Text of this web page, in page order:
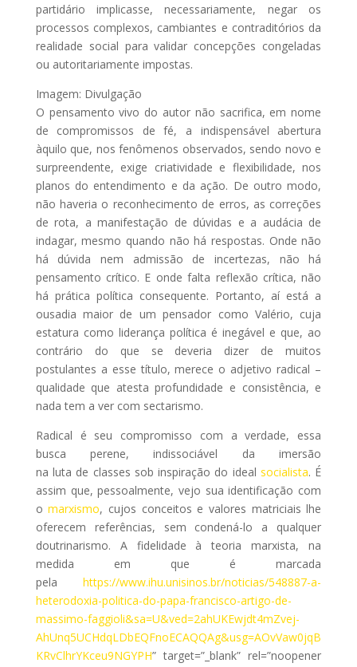
partidário implicasse, necessariamente, negar os
processos complexos, cambiantes e contraditórios da
realidade social para validar concepções congeladas
ou autoritariamente impostas.
Imagem: Divulgação
O pensamento vivo do autor não sacrifica, em nome
de compromissos de fé, a indispensável abertura
àquilo que, nos fenômenos observados, sendo novo e
surpreendente, exige criatividade e flexibilidade, nos
planos do entendimento e da ação. De outro modo,
não haveria o reconhecimento de erros, as correções
de rota, a manifestação de dúvidas e a audácia de
indagar, mesmo quando não há respostas. Onde não
há dúvida nem admissão de incertezas, não há
pensamento crítico. E onde falta reflexão crítica, não
há prática política consequente. Portanto, aí está a
ousadia maior de um pensador como Valério, cuja
estatura como liderança política é inegável e que, ao
contrário do que se deveria dizer de muitos
postulantes a esse título, merece o adjetivo radical –
qualidade que atesta profundidade e consistência, e
nada tem a ver com sectarismo.
Radical é seu compromisso com a verdade, essa
busca perene, indissociável da imersão
na luta de classes sob inspiração do ideal socialista. É
assim que, pessoalmente, vejo sua identificação com
omarxismo, cujos conceitos e valores matriciais lhe
oferecem referências, sem condená-lo a qualquer
doutrinarismo. A fidelidade à teoria marxista, na
medida em que é marcada
pelahttps://www.ihu.unisinos.br/noticias/548887-a-
heterodoxia-politica-do-papa-francisco-artigo-de-
massimo-faggioli&sa=U&ved=2ahUKEwjdt4mZvej-
AhUnq5UCHdqLDbEQFnoECAQQAg&usg=AOvVaw0jqB
KRvClhrYKceu9NGYPH” target=”_blank” rel=”noopener